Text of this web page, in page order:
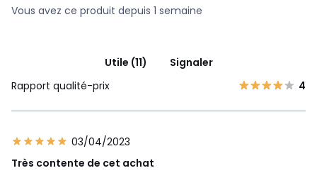
Vous avez ce produit depuis 1 semaine
Utile (11)
Signaler
Rapport qualité-prix
4
03/04/2023
Très contente de cet achat